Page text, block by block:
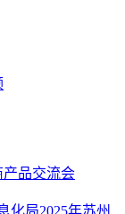
产品交流会